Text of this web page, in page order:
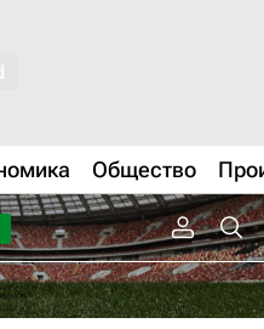
Общество